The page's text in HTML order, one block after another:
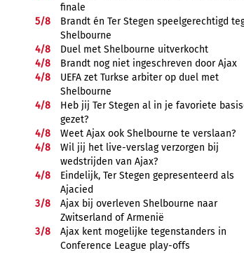
finale
5/8
Brandt én Ter Stegen speelgerechtigd
Shelbourne
4/8
Duel met Shelbourne uitverkocht
4/8
Brandt nog niet ingeschreven door Ajax
4/8
UEFA zet Turkse arbiter op duel met
Shelbourne
4/8
Heb jij Ter Stegen al in je favoriete
gezet?
4/8
Weet Ajax ook Shelbourne te verslaan?
4/8
Wil jij het live-verslag verzorgen bij
wedstrijden van Ajax?
4/8
Eindelijk, Ter Stegen gepresenteerd als
Ajacied
3/8
Ajax bij overleven Shelbourne naar
Zwitserland of Armenië
3/8
Ajax kent mogelijke tegenstanders in
Conference League play-offs